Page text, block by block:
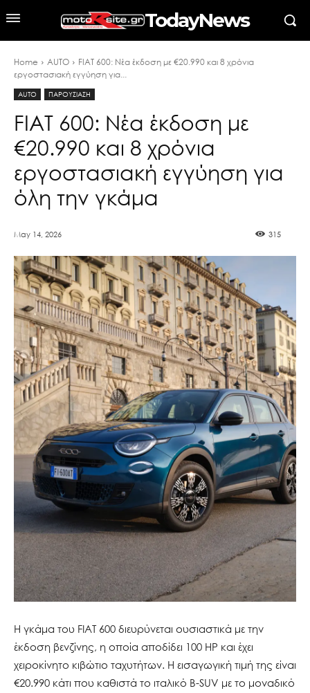
TodayNews
Home AUTO
FIAT 600: Νέα έκδοση με €20.990 και 8 χρόνια
εργοστασιακή εγγύηση για...
AUTO ΠΑΡΟΥΣΙΑΣΗ
FIAT 600: Νέα έκδοση με
€20.990 και 8 χρόνια
εργοστασιακή εγγύηση για
όλη την γκάμα
May 14, 2026 315
Η γκάμα του FIAT 600 διευρύνεται ουσιαστικά με την
έκδοση βενζίνης, η οποία αποδίδει 100 HP και έχει
χειροκίνητο κιβώτιο ταχυτήτων. Η εισαγωγική τιμή της είναι
€20.990 κάτι που καθιστά το ιταλικό B-SUV με το μοναδικό